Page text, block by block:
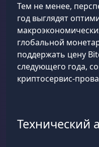
Тем не менее,
год выглядят
глобальной
поддержать цену
следующего года,
криптосервис-
Технический